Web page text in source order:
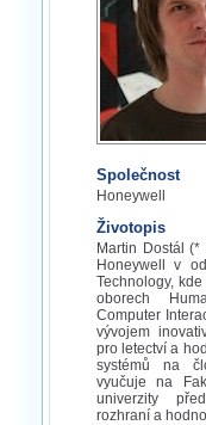
Společnost
Honeywell
Životopis
Martin Dostál
Honeywell v
Technology,
oborech
Computer
vývojem
pro letectví a
systémů na
vyučuje na
univerzity
rozhraní a